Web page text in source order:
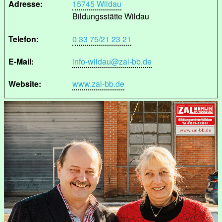
Adresse:
15745 Wildau
Bildungsstätte Wildau
Telefon:
0 33 75/21 23 21
E-Mail:
info-wildau@zal-bb.de
Website:
www.zal-bb.de